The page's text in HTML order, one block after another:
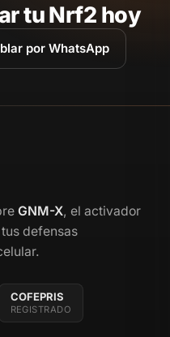
tu Nrf2 hoy
por WhatsApp
GNM-X, el activador
defensas
COFEPRIS
REGISTRADO